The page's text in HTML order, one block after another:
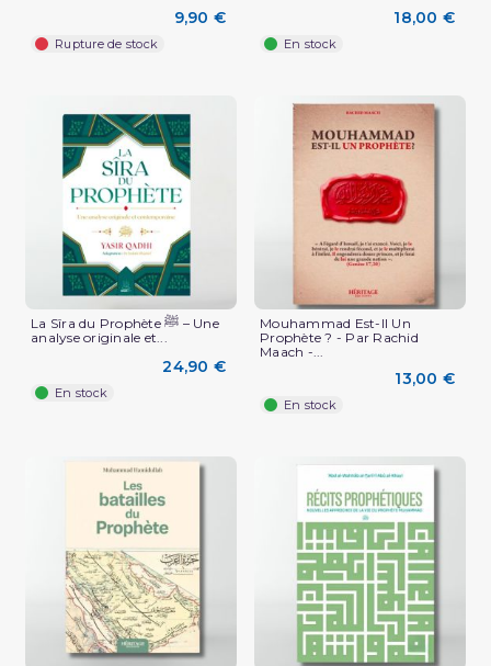
9,90 €
Rupture de stock
18,00 €
En stock
La Sîra du Prophète ﷺ – Une
analyse originale et...
24,90 €
En stock
Mouhammad Est-Il Un
Prophète ? - Par Rachid
Maach -...
13,00 €
En stock